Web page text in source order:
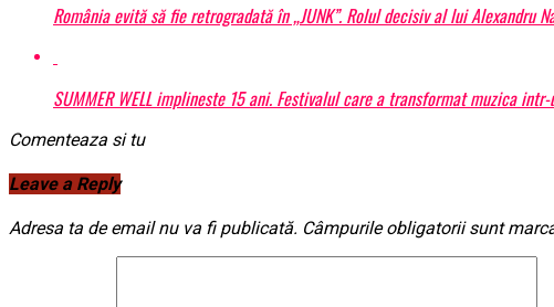
România evită să fie retrogradată în „JUNK”. Rolul decisiv al lui Alexandru
SUMMER WELL implineste 15 ani. Festivalul care a transformat muzica
Comenteaza si tu
Leave a Reply
Adresa ta de email nu va fi publicată. Câmpurile obligatorii sunt